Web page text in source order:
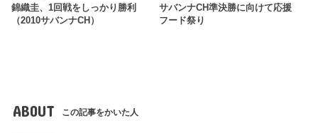
錦織圭、1回戦をしっかり勝利
（2010サバンナCH）
サバンナCH準決勝に向けて応援
フード祭り
ABOUT この記事をかいた人